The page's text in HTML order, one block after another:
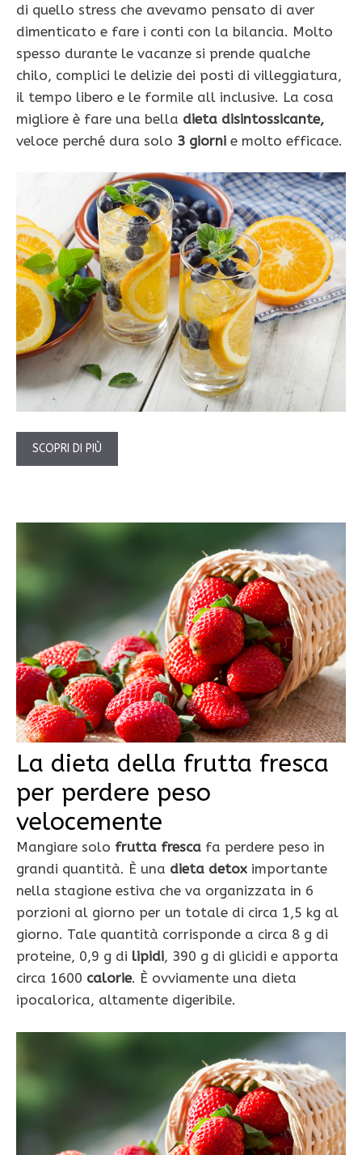
di quello stress che avevamo pensato di aver
dimenticato e fare i conti con la bilancia. Molto
spesso durante le vacanze si prende qualche
chilo, complici le delizie dei posti di villeggiatura,
il tempo libero e le formile all inclusive. La cosa
migliore è fare una bella dieta disintossicante,
veloce perché dura solo 3 giorni e molto efficace.
SCOPRI DI PIÙ
La dieta della frutta fresca
per perdere peso
velocemente
Mangiare solo frutta fresca fa perdere peso in
grandi quantità. È una dieta detox importante
nella stagione estiva che va organizzata in 6
porzioni al giorno per un totale di circa 1,5 kg al
giorno. Tale quantità corrisponde a circa 8 g di
proteine, 0,9 g di lipidi, 390 g di glicidi e apporta
circa 1600 calorie. È ovviamente una dieta
ipocalorica, altamente digeribile.